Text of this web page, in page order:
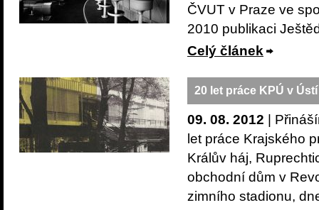
ČVUT v Praze ve
2010 publikaci
Celý článek
20 let práce KPÚ v
09. 08. 2012 |
let práce Krajského
Králův háj,
obchodní dům v
zimního stadionu,